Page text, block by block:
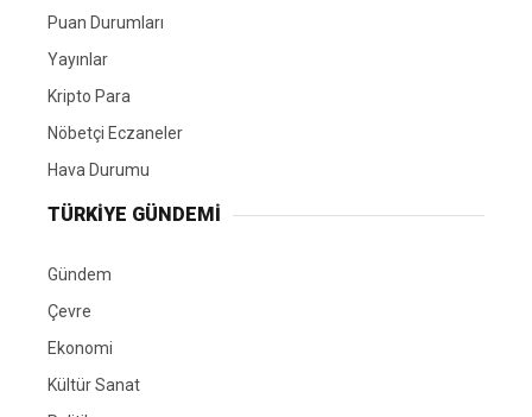
Puan Durumları
Yayınlar
Kripto Para
Nöbetçi Eczaneler
Hava Durumu
TÜRKIYE GÜNDEMI
Gündem
Çevre
Ekonomi
Kültür Sanat